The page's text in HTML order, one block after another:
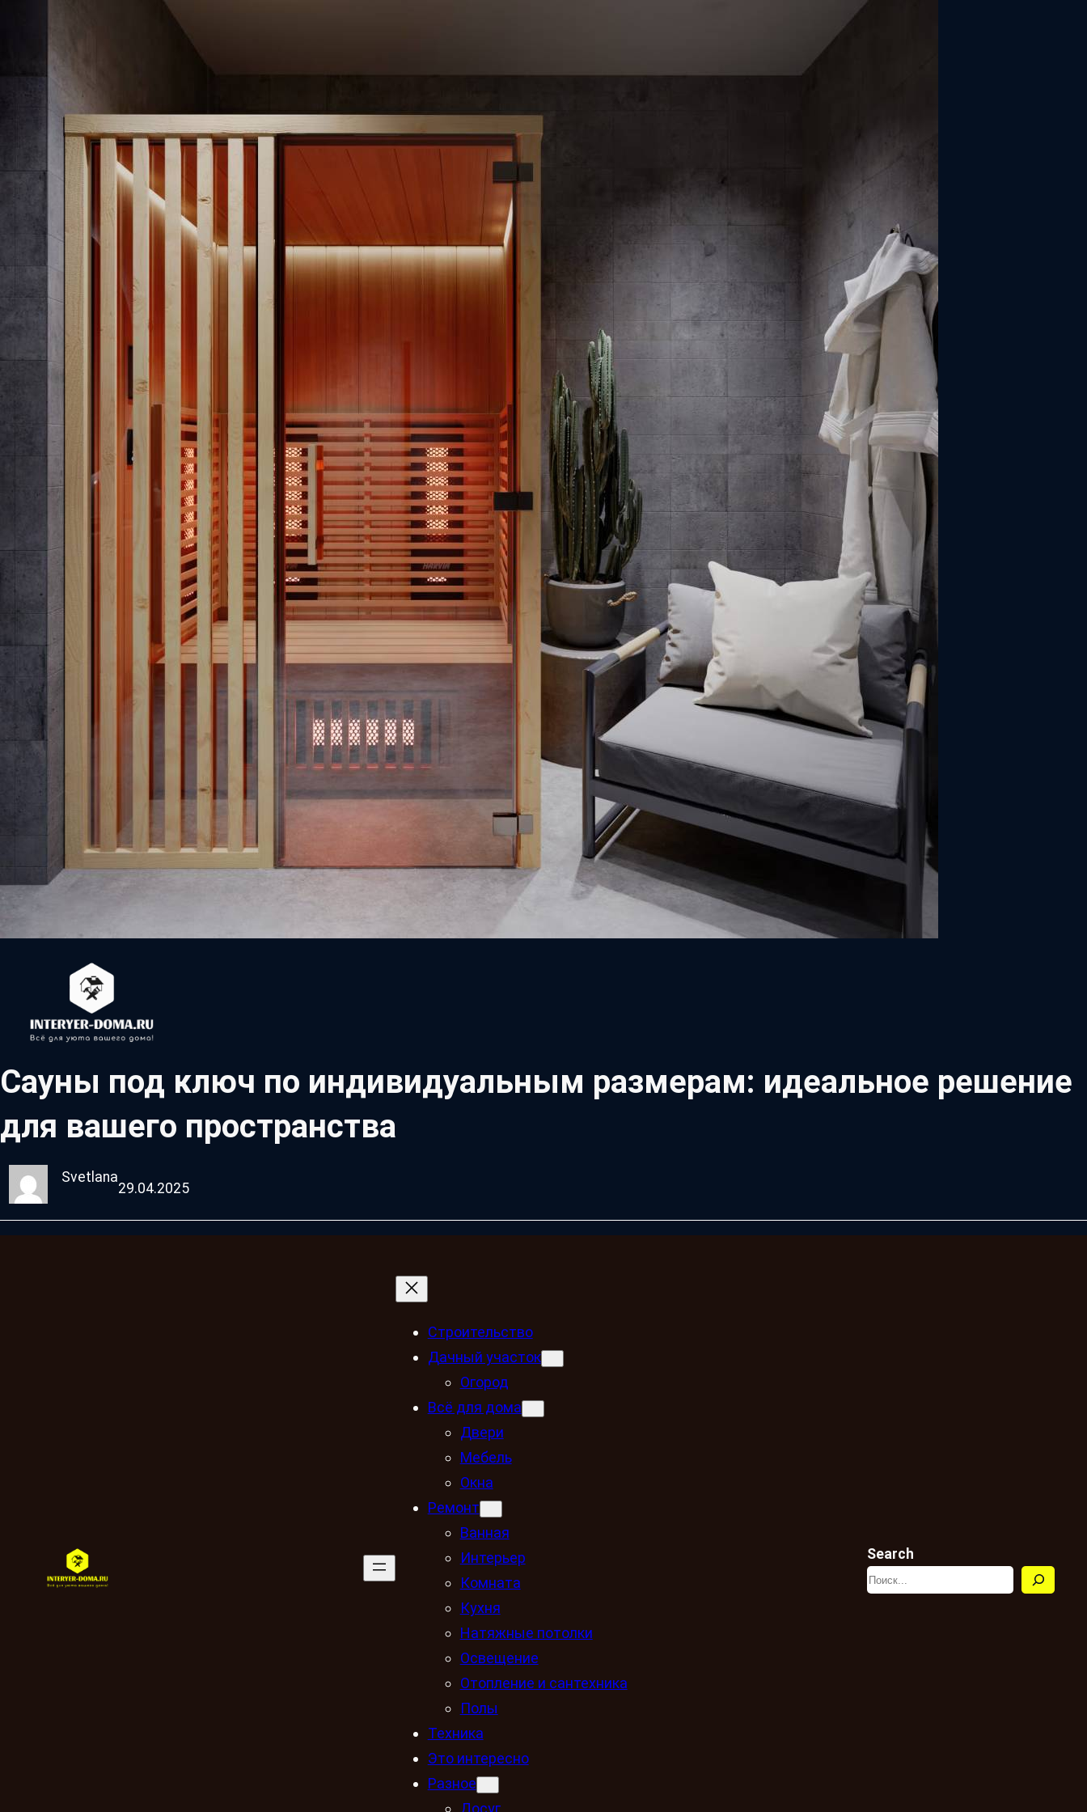
Сауны под ключ по индивидуальным размерам: идеальное решение
для вашего пространства
Svetlana
29.04.2025
Строительство
Дачный участок
Огород
Всё для дома
Двери
Мебель
Окна
Ремонт
Ванная
Интерьер
Комната
Кухня
Натяжные потолки
Освещение
Отопление и сантехника
Полы
Техника
Это интересно
Разное
Досуг
Search